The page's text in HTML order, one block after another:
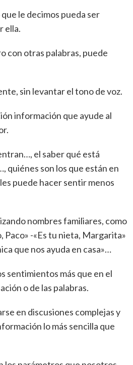
le decimos pueda ser
ella.
con otras palabras, puede
sin levantar el tono de voz.
información que ayude al
el saber qué está
quiénes son los que están en
puede hacer sentir menos
nombres familiares, como
Paco» -«Es tu nieta, Margarita»
que nos ayuda en casa»…
sentimientos más que en el
o de las palabras.
en discusiones complejas y
lo más sencilla que